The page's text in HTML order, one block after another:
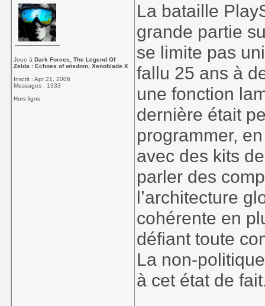
Joue àDark Forces, The Legend Of
Zelda : Echoes of wisdom, Xenoblade X
Inscrit : Apr 21, 2006
Messages : 1333
Hors ligne
La bataille
grande partie
se limite pas
fallu 25 ans à
une fonction
dernière était
programmer,
avec des kits
parler des
l’architecture
cohérente en
défiant toute
La non-
à cet état de